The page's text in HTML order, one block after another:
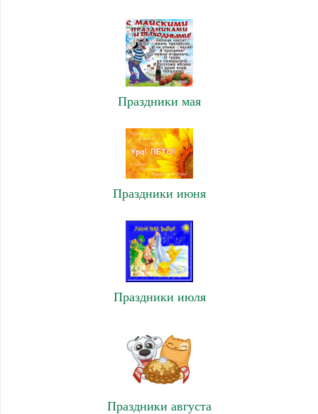
Праздники мая
Праздники июня
Праздники июля
Праздники августа